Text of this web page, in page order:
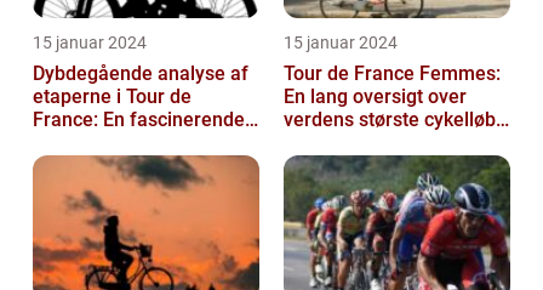
15 januar 2024
Dybdegående analyse af
etaperne i Tour de
France: En fascinerende
15 januar 2024
Tour de France Femmes:
En lang oversigt over
verdens største cykelløb